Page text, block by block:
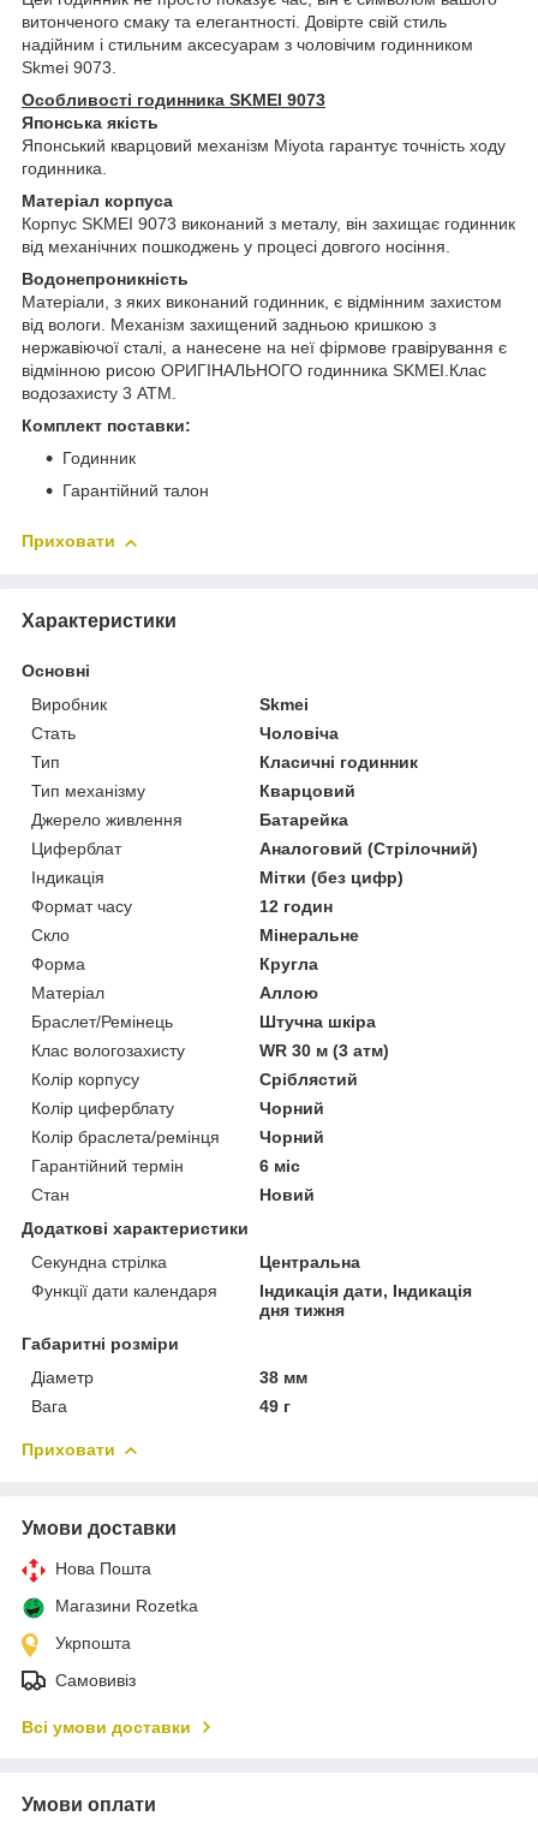
витонченого смаку та елегантності. Довірте свій стиль
надійним і стильним аксесуарам з чоловічим годинником
Skmei 9073.
Особливості годинника SKMEI 9073
Японська якість
Японський кварцовий механізм Miyota гарантує точність ходу
годинника.
Матеріал корпуса
Корпус SKMEI 9073 виконаний з металу, він захищає годинник
від механічних пошкоджень у процесі довгого носіння.
Водонепроникність
Матеріали, з яких виконаний годинник, є відмінним захистом
від вологи. Механізм захищений задньою кришкою з
нержавіючої сталі, а нанесене на неї фірмове гравірування є
відмінною рисою ОРИГІНАЛЬНОГО годинника SKMEI.Клас
водозахисту 3 АТМ.
Комплект поставки:
Годинник
Гарантійний талон
Приховати
Характеристики
Основні
Виробник
Skmei
Стать
Чоловіча
Тип
Класичні годинник
Тип механізму
Кварцовий
Джерело живлення
Батарейка
Циферблат
Аналоговий (Стрілочний)
Індикація
Мітки (без цифр)
Формат часу
12 годин
Скло
Мінеральне
Форма
Кругла
Матеріал
Аллою
Браслет/Ремінець
Штучна шкіра
Клас вологозахисту
WR 30 м (3 атм)
Колір корпусу
Сріблястий
Колір циферблату
Чорний
Колір браслета/ремінця
Чорний
Гарантійний термін
6 міс
Стан
Новий
Додаткові характеристики
Секундна стрілка
Центральна
Функції дати календаря
Індикація дати, Індикація
дня тижня
Габаритні розміри
Діаметр
38 мм
Вага
49 г
Приховати
Умови доставки
Нова Пошта
Магазини Rozetka
Укрпошта
Самовивіз
Всі умови доставки
Умови оплати